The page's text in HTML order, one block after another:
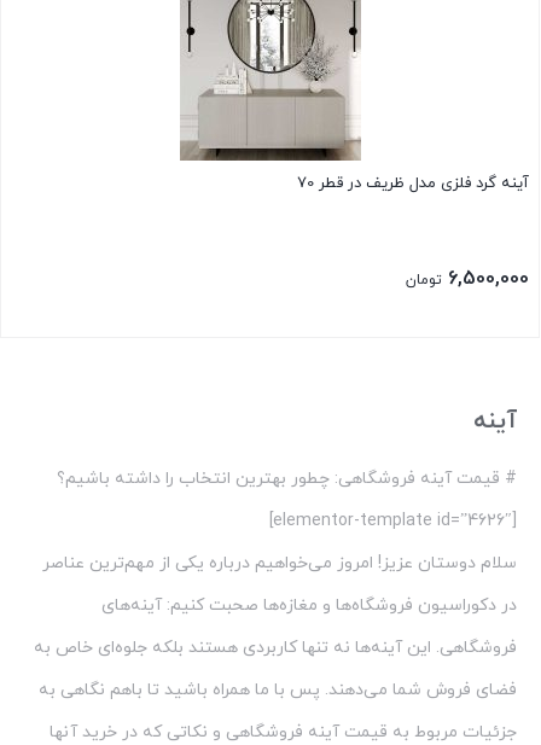
آینه گرد فلزی مدل ظریف در قطر 70
6,500,000 تومان
آینه
# قیمت آینه فروشگاهی: چطور بهترین انتخاب را داشته باشیم؟
سلام دوستان عزیز! امروز می‌خواهیم درباره یکی از مهم‌ترین عناصر
در دکوراسیون فروشگاه‌ها و مغازه‌ها صحبت کنیم: آینه‌های
فروشگاهی. این آینه‌ها نه تنها کاربردی هستند بلکه جلوه‌ای خاص به
فضای فروش شما می‌دهند. پس با ما همراه باشید تا باهم نگاهی به
جزئیات مربوط به قیمت آینه فروشگاهی و نکاتی که در خرید آنها